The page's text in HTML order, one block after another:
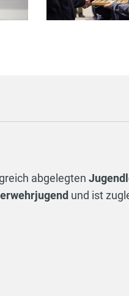
abgelegten
und ist